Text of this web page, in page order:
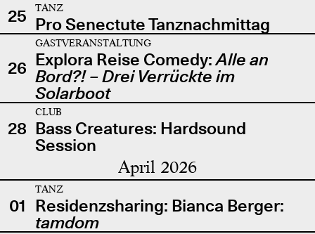
25
TANZ
Pro Senectute Tanznachmittag
26
GASTVERANSTALTUNG
Explora Reise Comedy:Alle an
Bord?! – Drei Verrückte im
Solarboot
28
CLUB
Bass Creatures: Hardsound
Session
April 2026
01
TANZ
Residenzsharing: Bianca Berger:
tamdom